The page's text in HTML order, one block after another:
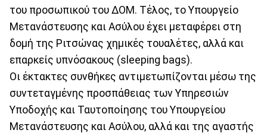
του προσωπικού του ΔΟΜ. Τέλος, το Υπουργείο
Μετανάστευσης και Ασύλου έχει μεταφέρει στη
δομή της Ριτσώνας χημικές τουαλέτες, αλλά και
επαρκείς υπνόσακους (sleeping bags).
Οι έκτακτες συνθήκες αντιμετωπίζονται μέσω της
συντεταγμένης προσπάθειας των Υπηρεσιών
Υποδοχής και Ταυτοποίησης του Υπουργείου
Μετανάστευσης και Ασύλου, αλλά και της αγαστής